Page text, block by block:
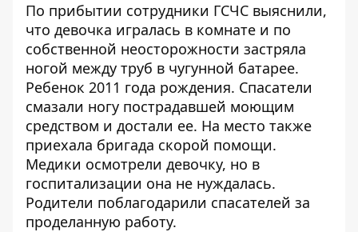
По прибытии сотрудники ГСЧС выяснили,
что девочка игралась в комнате и по
собственной неосторожности застряла
ногой между труб в чугунной батарее.
Ребенок 2011 года рождения. Спасатели
смазали ногу пострадавшей моющим
средством и достали ее. На место также
приехала бригада скорой помощи.
Медики осмотрели девочку, но в
госпитализации она не нуждалась.
Родители поблагодарили спасателей за
проделанную работу.